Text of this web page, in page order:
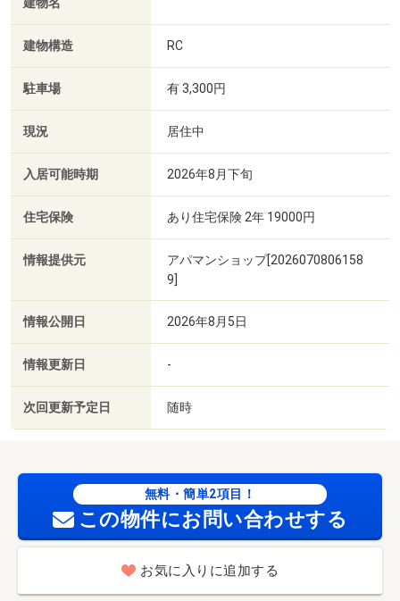
建物名
建物構造 RC
駐車場 有 3,300円
現況 居住中
入居可能時期 2026年8月下旬
住宅保険 あり住宅保険 2年 19000円
情報提供元
アパマンショップ[2026070806158
9]
情報公開日 2026年8月5日
情報更新日 -
次回更新予定日 随時
無料・簡単2項目！
この物件にお問い合わせする
お気に入りに追加する